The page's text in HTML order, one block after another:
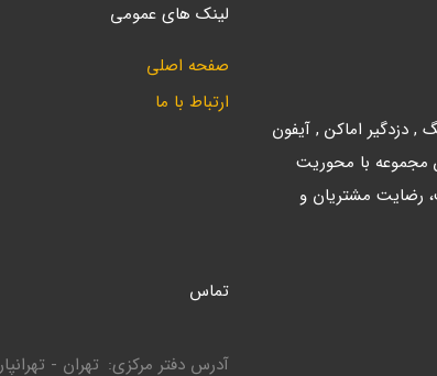
دزدگیر اماکن , آیفون
مجموعه با محوریت
رضایت مشتریان و
لینک های عمومی
صفحه اصلی
ارتباط با ما
تماس
آدرس دفتر مرکزی